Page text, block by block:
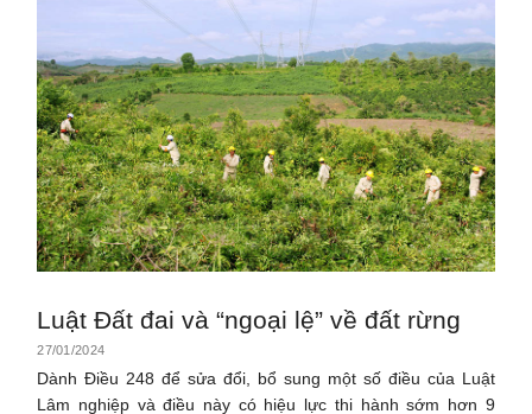
Luật Đất đai và “ngoại lệ” về đất rừng
27/01/2024
Dành Điều 248 để sửa đổi, bổ sung một số điều của Luật
Lâm nghiệp và điều này có hiệu lực thi hành sớm hơn 9